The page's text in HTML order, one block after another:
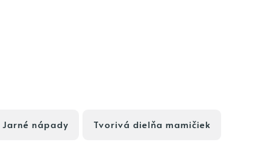
Jarné nápady Tvorivá dielňa mamičiek